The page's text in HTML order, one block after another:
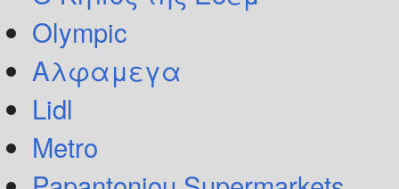
Olympic
Αλφαμεγα
Lidl
Metro